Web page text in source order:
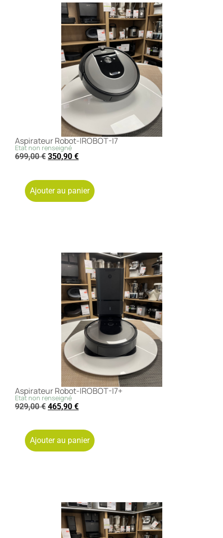
Aspirateur Robot-IROBOT-I7
Etat non renseigné
699,00€ 350,90 €
Ajouter au panier
Aspirateur Robot-IROBOT-I7+
Etat non renseigné
929,00€ 465,90 €
Ajouter au panier